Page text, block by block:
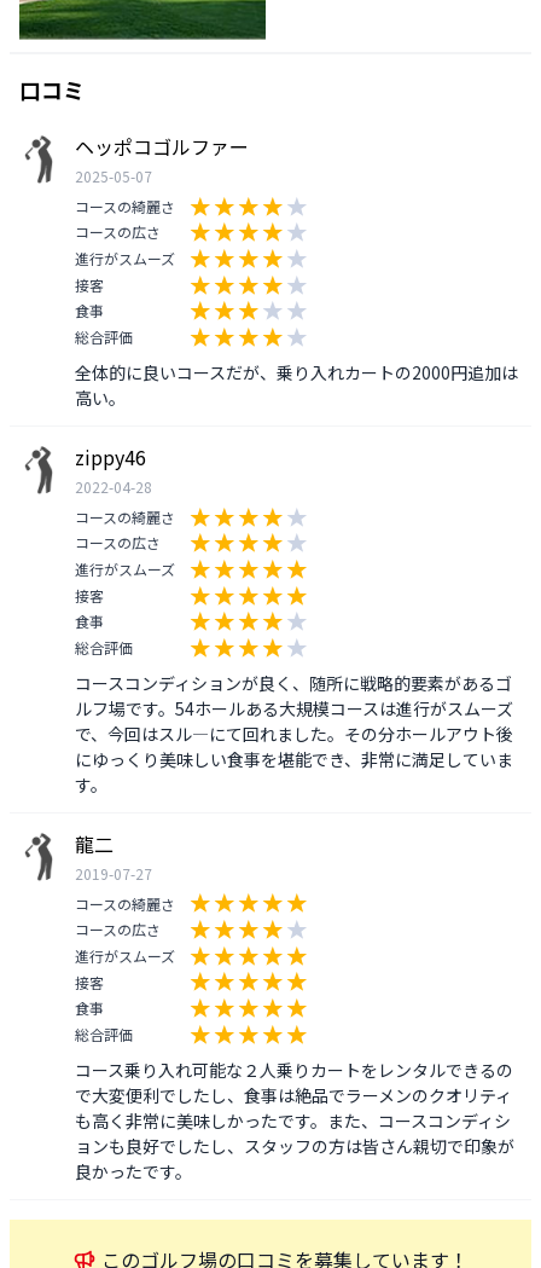
口コミ
ヘッポコゴルファー
2025-05-07
コースの綺麗さ
コースの広さ
進行がスムーズ
接客
食事
総合評価
全体的に良いコースだが、乗り入れカートの2000円追加は
高い。
zippy46
2022-04-28
コースの綺麗さ
コースの広さ
進行がスムーズ
接客
食事
総合評価
コースコンディションが良く、随所に戦略的要素があるゴ
ルフ場です。54ホールある大規模コースは進行がスムーズ
で、今回はスル―にて回れました。その分ホールアウト後
にゆっくり美味しい食事を堪能でき、非常に満足していま
す。
龍二
2019-07-27
コースの綺麗さ
コースの広さ
進行がスムーズ
接客
食事
総合評価
コース乗り入れ可能な２人乗りカートをレンタルできるの
で大変便利でしたし、食事は絶品でラーメンのクオリティ
も高く非常に美味しかったです。また、コースコンディシ
ョンも良好でしたし、スタッフの方は皆さん親切で印象が
良かったです。
このゴルフ場の口コミを募集しています！